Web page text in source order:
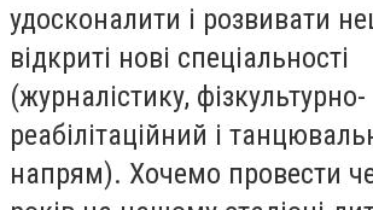
удосконалити і розвивати
відкриті нові спеціальності
(журналістику, фізкультурно-
реабілітаційний і
напрям). Хочемо провести